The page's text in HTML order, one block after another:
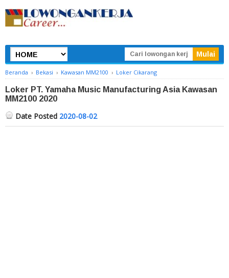
Beranda › Bekasi › Kawasan MM2100 › Loker Cikarang
Loker PT. Yamaha Music Manufacturing Asia Kawasan
MM2100 2020
Date Posted 2020-08-02